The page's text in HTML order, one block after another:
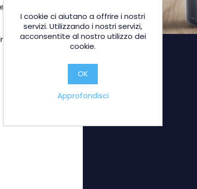
si presta ad
I cookie ci aiutano a offrire i nostri
servizi. Utilizzando i nostri servizi,
acconsentite al nostro utilizzo dei
cookie.
OK
Approfondisci